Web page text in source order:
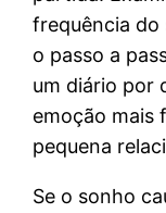
frequência do
o passo a
um diário por
emoção mais
pequena
Se o sonho